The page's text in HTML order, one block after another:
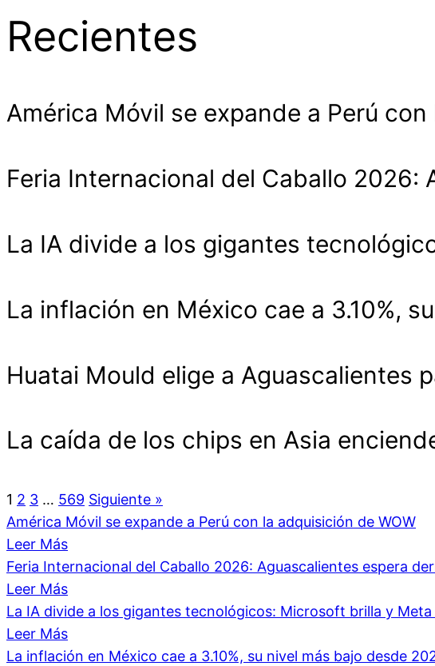
Recientes
América Móvil se expande a Perú
Feria Internacional del Caballo 2026:
La IA divide a los gigantes
La inflación en México cae a 3.10%,
Huatai Mould elige a Aguascalientes
La caída de los chips en Asia
1 2 3 … 569 Siguiente »
América Móvil se expande a Perú con la adquisición de WOW
Leer Más
Feria Internacional del Caballo 2026: Aguascalientes espera
Leer Más
La IA divide a los gigantes tecnológicos: Microsoft brilla y
Leer Más
La inflación en México cae a 3.10%, su nivel más bajo desde